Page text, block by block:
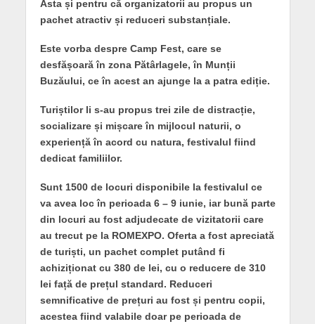
Asta și pentru că organizatorii au propus un
pachet atractiv și reduceri substanțiale.
Este vorba despre Camp Fest, care se
desfășoară în zona Pătârlagele, în Munții
Buzăului, ce în acest an ajunge la a patra ediție.
Turiștilor li s-au propus trei zile de distracție,
socializare și mișcare în mijlocul naturii, o
experiență în acord cu natura, festivalul fiind
dedicat familiilor.
Sunt 1500 de locuri disponibile la festivalul ce
va avea loc în perioada 6 – 9 iunie, iar bună parte
din locuri au fost adjudecate de vizitatorii care
au trecut pe la ROMEXPO. Oferta a fost apreciată
de turiști, un pachet complet putând fi
achiziționat cu 380 de lei, cu o reducere de 310
lei față de prețul standard. Reduceri
semnificative de prețuri au fost și pentru copii,
acestea fiind valabile doar pe perioada de